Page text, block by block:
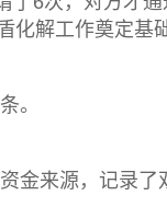
解工作奠定基础
。
金来源，记录了